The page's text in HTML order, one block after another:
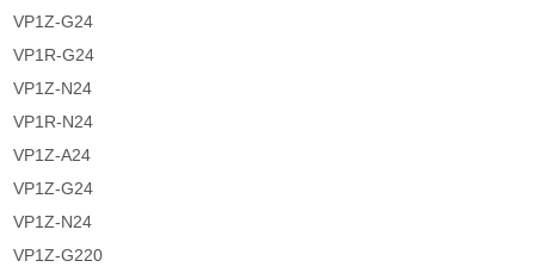
VP1Z-G24
VP1R-G24
VP1Z-N24
VP1R-N24
VP1Z-A24
VP1Z-G24
VP1Z-N24
VP1Z-G220